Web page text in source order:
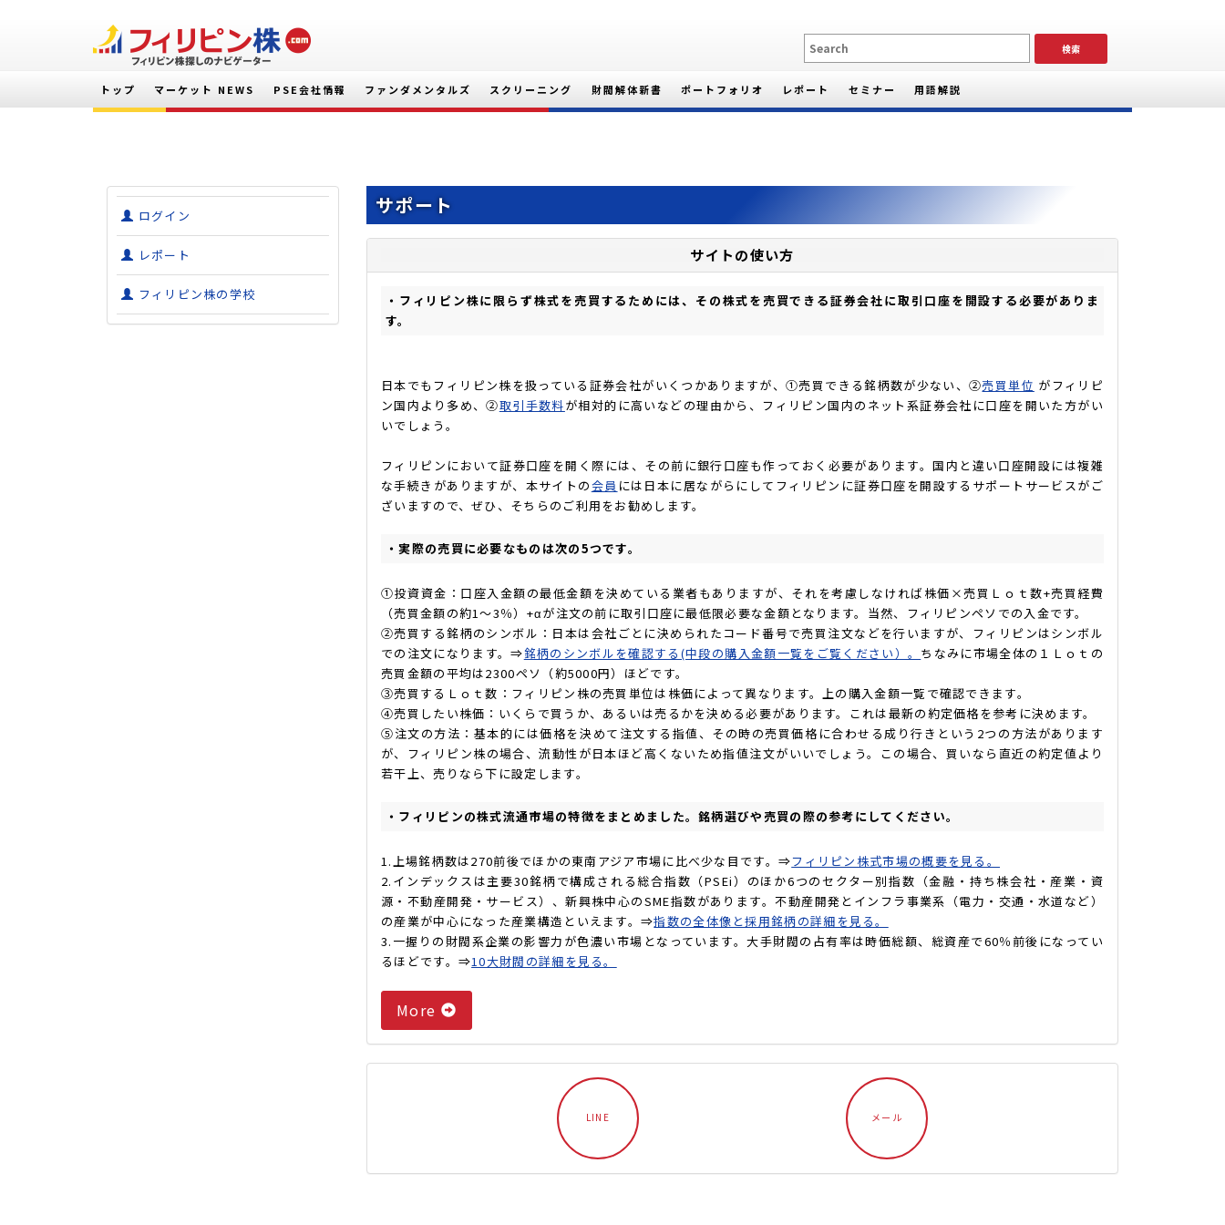
トップ マーケット NEWS PSE会社情報 ファンダメンタルズ スクリーニング 財閥解体新書 ポートフォリオ レポート セミナー 用語解説
ログイン
レポート
フィリピン株の学校
サポート
サイトの使い方
・フィリピン株に限らず株式を売買するためには、その株式を売買できる証券会社に取引口座を開設する必要がありま
す。
日本でもフィリピン株を扱っている証券会社がいくつかありますが、①売買できる銘柄数が少ない、②売買単位 がフィリピ
ン国内より多め、②取引手数料が相対的に高いなどの理由から、フィリピン国内のネット系証券会社に口座を開いた方がい
いでしょう。
フィリピンにおいて証券口座を開く際には、その前に銀行口座も作っておく必要があります。国内と違い口座開設には複雑
な手続きがありますが、本サイトの会員 には日本に居ながらにしてフィリピンに証券口座を開設するサポートサービスがご
ざいますので、ぜひ、そちらのご利用をお勧めします。
・実際の売買に必要なものは次の5つです。
①投資資金：口座入金額の最低金額を決めている業者もありますが、それを考慮しなければ株価×売買Ｌｏｔ数+売買経費
（売買金額の約1～3％）+αが注文の前に取引口座に最低限必要な金額となります。当然、フィリピンペソでの入金です。
②売買する銘柄のシンボル：日本は会社ごとに決められたコード番号で売買注文などを行いますが、フィリピンはシンボル
での注文になります。⇒銘柄のシンボルを確認する(中段の購入金額一覧をご覧ください）。 ちなみに市場全体の１Ｌｏｔの
売買金額の平均は2300ペソ（約5000円）ほどです。
③売買するＬｏｔ数：フィリピン株の売買単位は株価によって異なります。上の購入金額一覧で確認できます。
④売買したい株価：いくらで買うか、あるいは売るかを決める必要があります。これは最新の約定価格を参考に決めます。
⑤注文の方法：基本的には価格を決めて注文する指値、その時の売買価格に合わせる成り行きという2つの方法があります
が、フィリピン株の場合、流動性が日本ほど高くないため指値注文がいいでしょう。この場合、買いなら直近の約定値より
若干上、売りなら下に設定します。
・フィリピンの株式流通市場の特徴をまとめました。銘柄選びや売買の際の参考にしてください。
1.上場銘柄数は270前後でほかの東南アジア市場に比べ少な目です。⇒フィリピン株式市場の概要を見る。
2.インデックスは主要30銘柄で構成される総合指数（PSEi）のほか6つのセクター別指数（金融・持ち株会社・産業・資
源・不動産開発・サービス）、新興株中心のSME指数があります。不動産開発とインフラ事業系（電力・交通・水道など）
の産業が中心になった産業構造といえます。⇒指数の全体像と採用銘柄の詳細を見る。
3.一握りの財閥系企業の影響力が色濃い市場となっています。大手財閥の占有率は時価総額、総資産で60％前後になってい
るほどです。⇒10大財閥の詳細を見る。
More
LINE メール